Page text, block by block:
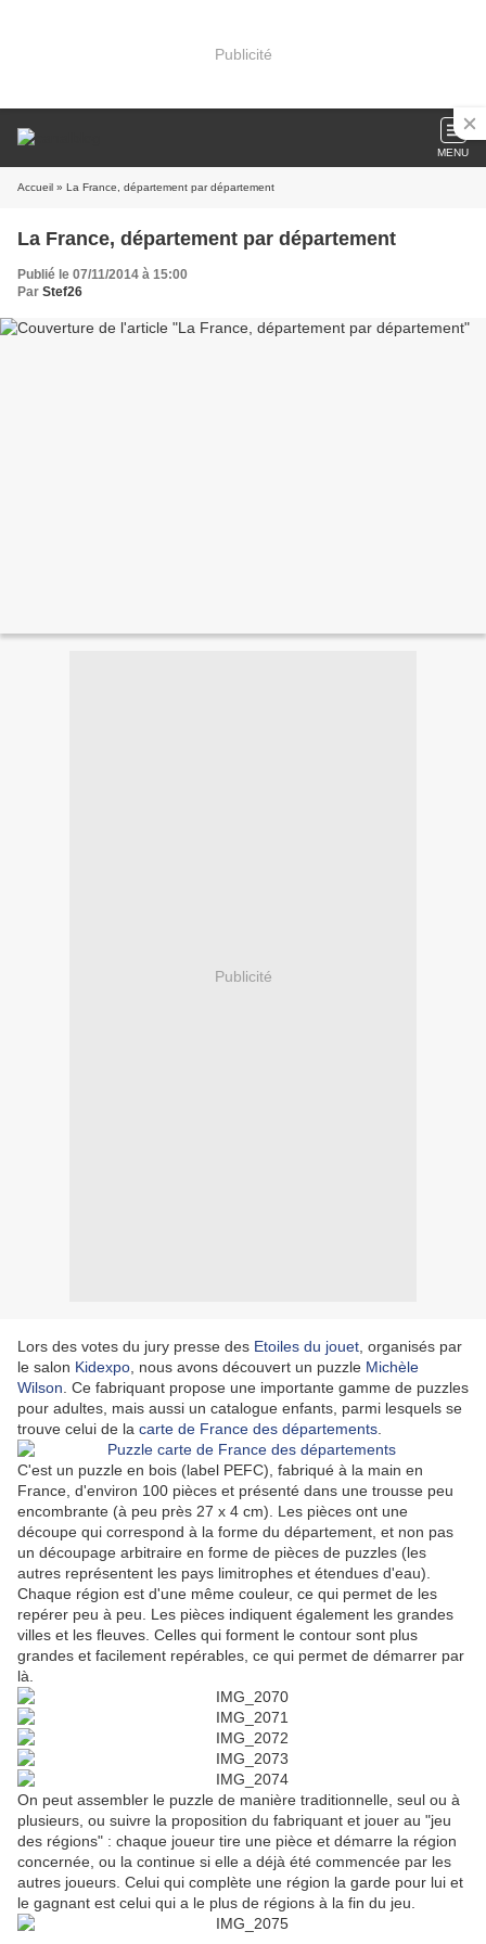
Publicité
MENU
Accueil » La France, département par département
La France, département par département
Publié le 07/11/2014 à 15:00
Par Stef26
Publicité
Lors des votes du jury presse des Etoiles du jouet , organisés par
le salon Kidexpo , nous avons découvert un puzzle Michèle
Wilson . Ce fabriquant propose une importante gamme de puzzles
pour adultes, mais aussi un catalogue enfants, parmi lesquels se
trouve celui de la carte de France des départements
C'est un puzzle en bois (label PEFC), fabriqué à la main en
France, d'environ 100 pièces et présenté dans une trousse peu
encombrante (à peu près 27 x 4 cm). Les pièces ont une
découpe qui correspond à la forme du département, et non pas
un découpage arbitraire en forme de pièces de puzzles (les
autres représentent les pays limitrophes et étendues d'eau).
Chaque région est d'une même couleur, ce qui permet de les
repérer peu à peu. Les pièces indiquent également les grandes
villes et les fleuves. Celles qui forment le contour sont plus
grandes et facilement repérables, ce qui permet de démarrer par
là.
On peut assembler le puzzle de manière traditionnelle, seul ou à
plusieurs, ou suivre la proposition du fabriquant et jouer au "jeu
des régions" : chaque joueur tire une pièce et démarre la région
concernée, ou la continue si elle a déjà été commencée par les
autres joueurs. Celui qui complète une région la garde pour lui et
le gagnant est celui qui a le plus de régions à la fin du jeu.